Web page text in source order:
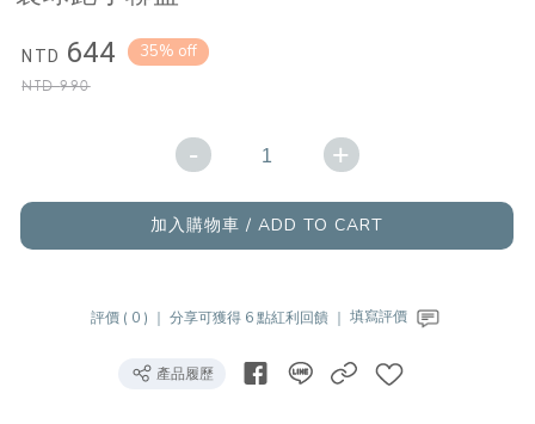
NTD 644
NTD990
35% off
- +
加入購物車 / ADD TO CART
評價 ( 0 ) ｜ 分享可獲得 6 點紅利回饋 ｜ 填寫評價
產品履歷